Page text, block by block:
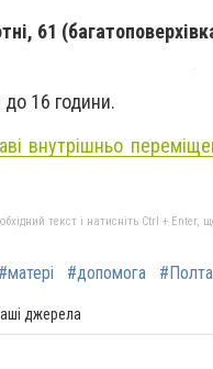
61
16 години.
внутрішньо
текст і натисніть Ctrl + Enter,
#матері #допомога
джерела